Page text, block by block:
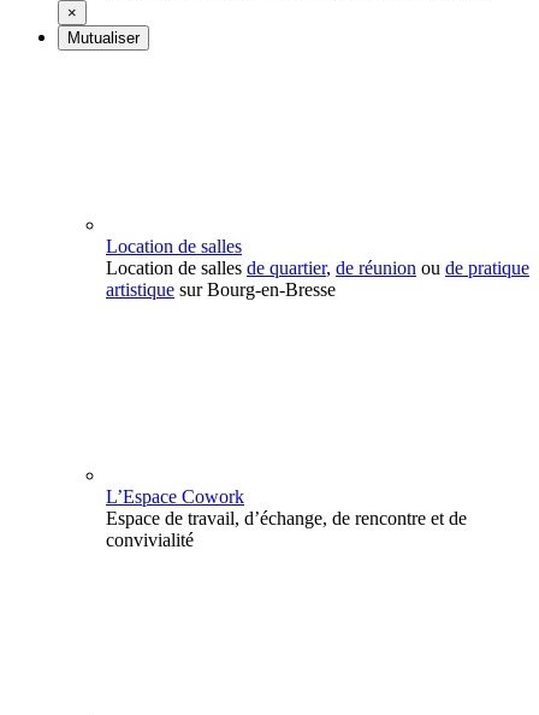
×
Mutualiser
Location de salles
Location de salles de quartier, de réunion ou de pratique
artistique sur Bourg-en-Bresse
L’Espace Cowork
Espace de travail, d’échange, de rencontre et de
convivialité